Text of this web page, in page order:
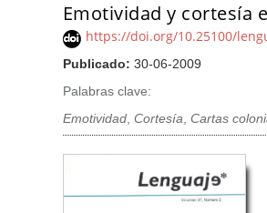
Emotividad y cortesía
https://doi.org/10.25100/
Publicado: 30-06-2009
Palabras clave:
Emotividad, Cortesía, Cartas
Barra lateral del artículo